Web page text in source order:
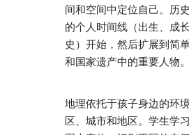
间和空间中定位自己。历
的个人时间线（出生、成
史）开始，然后扩展到简
和国家遗产中的重要人物。
地理依托于孩子身边的环
区、城市和地区。学生学